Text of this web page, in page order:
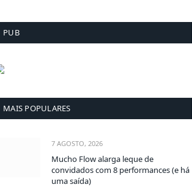
PUB
MAIS POPULARES
7 AGOSTO, 2026
Mucho Flow alarga leque de
convidados com 8 performances (e há
uma saída)